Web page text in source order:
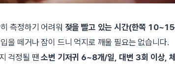
측정하기 어려워 젖을 빨고 있는 시간(한쪽
을 떼거나 잠이 드니 억지로 깨울 필요는 없습니다.
걱정될 땐소변 기저귀 6~8개/일, 대변 3회 이상,